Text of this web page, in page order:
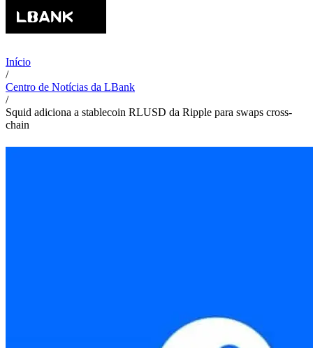
Início
/
Centro de Notícias da LBank
/
Squid adiciona a stablecoin RLUSD da Ripple para swaps cross-
chain